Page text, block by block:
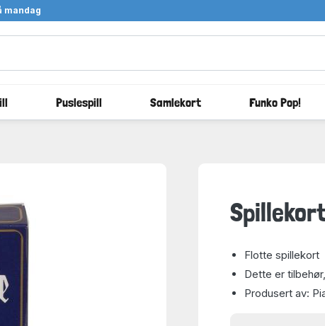
mandag
Puslespill Samlekort Funko Pop!
Flotte spillekort
Dette er
Produsert av: